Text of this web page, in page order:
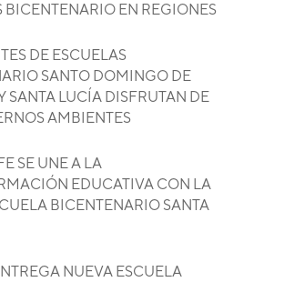
BICENTENARIO EN REGIONES
DE ESCUELAS
SANTO DOMINGO DE
SANTA LUCÍA DISFRUTAN DE
AMBIENTES
SE UNE A LA
EDUCATIVA CON LA
BICENTENARIO SANTA
NUEVA ESCUELA